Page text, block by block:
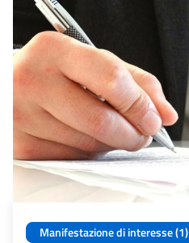
Manifestazione di interesse (1)